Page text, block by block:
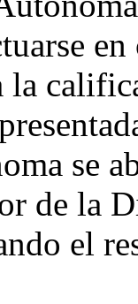
la
se
de la
el